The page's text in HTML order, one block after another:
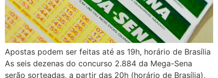
Apostas podem ser feitas até as 19h, horário de Brasília
As seis dezenas do concurso 2.884 da Mega-Sena
serão sorteadas, a partir das 20h (horário de Brasília),